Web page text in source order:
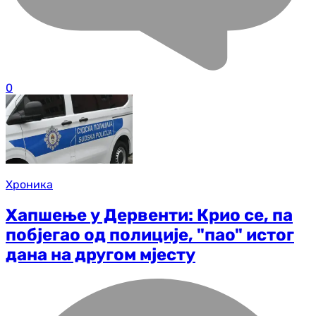
0
Хроника
Хапшење у Дервенти: Крио се, па
побјегао од полиције, "пао" истог
дана на другом мјесту